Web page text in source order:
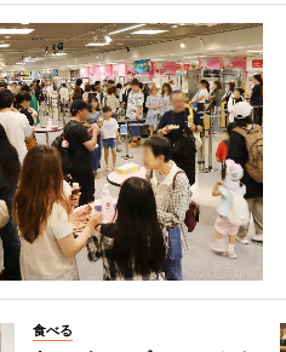
食べる